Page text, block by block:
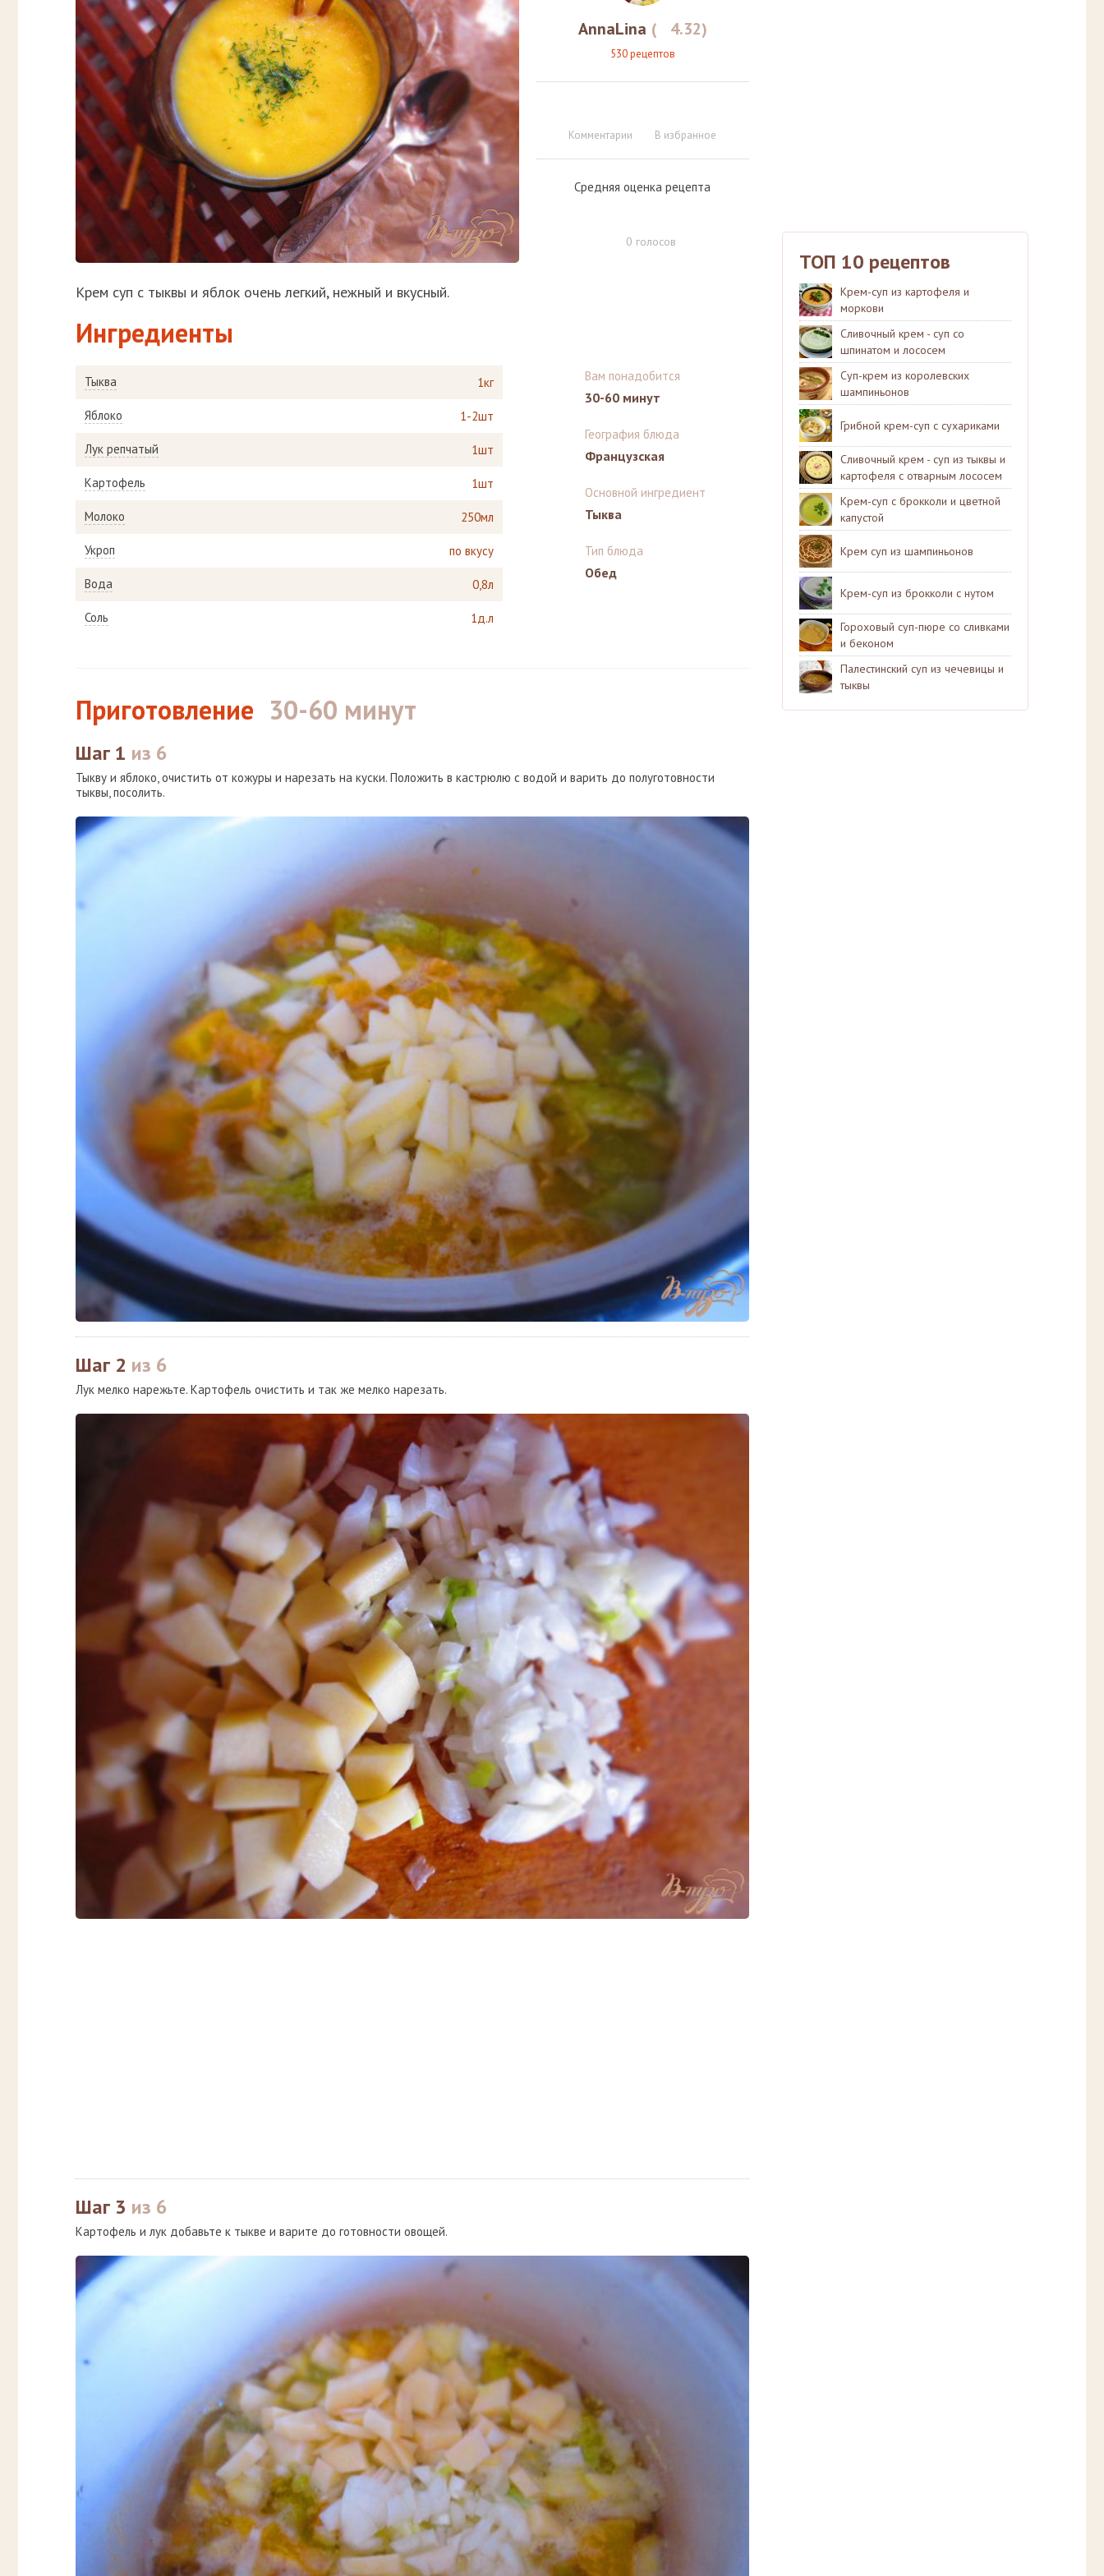
AnnaLina ( 4.32)
530 рецептов
Комментарии В избранное
Средняя оценка рецепта
0 голосов
Крем суп с тыквы и яблок очень легкий, нежный и вкусный.
Ингредиенты
Тыква 1кг
Яблоко 1-2шт
Лук репчатый 1шт
Картофель 1шт
Молоко 250мл
Укроп по вкусу
Вода 0,8л
Соль 1д.л
Вам понадобится
30-60 минут
География блюда
Французская
Основной ингредиент
Тыква
Тип блюда
Обед
Приготовление 30-60 минут
Шаг 1 из 6
Тыкву и яблоко, очистить от кожуры и нарезать на куски. Положить в кастрюлю с водой и варить до полуготовности
тыквы, посолить.
Шаг 2 из 6
Лук мелко нарежьте. Картофель очистить и так же мелко нарезать.
Шаг 3 из 6
Картофель и лук добавьте к тыкве и варите до готовности овощей.
ТОП 10 рецептов
Крем-суп из картофеля и
моркови
Сливочный крем - суп со
шпинатом и лососем
Суп-крем из королевских
шампиньонов
Грибной крем-суп с сухариками
Сливочный крем - суп из тыквы и
картофеля с отварным лососем
Крем-суп с брокколи и цветной
капустой
Крем суп из шампиньонов
Крем-суп из брокколи с нутом
Гороховый суп-пюре со сливками
и беконом
Палестинский суп из чечевицы и
тыквы